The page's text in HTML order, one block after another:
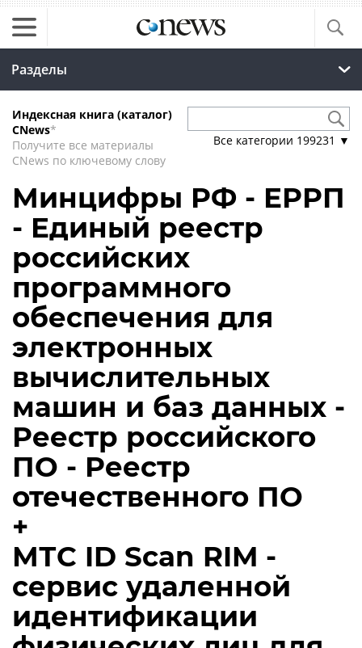
Разделы
Индексная книга (каталог)
CNews*
Получите все материалы
CNews по ключевому слову
Все категории 199231 ▼
Минцифры РФ - ЕРРП
- Единый реестр
российских
программного
обеспечения для
электронных
вычислительных
машин и баз данных -
Реестр российского
ПО - Реестр
отечественного ПО
+
МТС ID Scan RIM -
сервис удаленной
идентификации